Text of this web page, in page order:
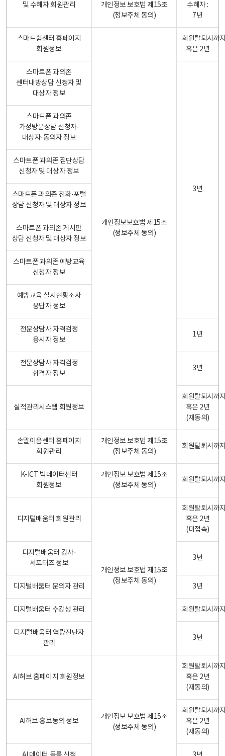
및 수혜자 회원관리
개인정보 보호법 제15조
(정보주체 동의)
수혜자 :
7년
스마트쉼센터 홈페이지
회원정보
개인정보보호법 제15조
(정보주체 동의)
회원탈퇴시까
혹은 2년
스마트폰 과의존
센터내방상담 신청자 및
대상자 정보
3년
스마트폰 과의존
가정방문상담 신청자·
대상자·동의자 정보
스마트폰 과의존 집단상담
신청자 및 대상자 정보
스마트폰 과의존 전화·포털
상담 신청자 및 대상자 정보
스마트폰 과의존 게시판
상담 신청자 및 대상자 정보
스마트폰 과의존 예방교육
신청자 정보
예방교육 실시현황조사
응답자 정보
전문상담사 자격검정
응시자 정보
1년
전문상담사 자격검정
합격자 정보
3년
실적관리시스템 회원정보
회원탈퇴시까
혹은 2년
(재동의)
손말이음센터 홈페이지
회원관리
개인정보 보호법 제15조
(정보주체 동의)
회원탈퇴시까
K-ICT 빅데이터센터
회원정보
개인정보 보호법 제15조
(정보주체 동의)
회원탈퇴시까
디지털배움터 회원관리
개인정보 보호법 제15조
(정보주체 동의)
회원탈퇴시까
혹은 2년
(미접속)
디지털배움터 강사·
서포터즈 정보
3년
디지털배움터 문의자 관리 3년
디지털배움터 수강생 관리 회원탈퇴시까
디지털배움터 역량진단자
관리
3년
AI허브 홈페이지 회원정보
개인정보 보호법 제15조
(정보주체 동의)
회원탈퇴시까
혹은 2년
(재동의)
AI허브 홍보동의 정보
회원탈퇴시까
혹은 2년
(재동의)